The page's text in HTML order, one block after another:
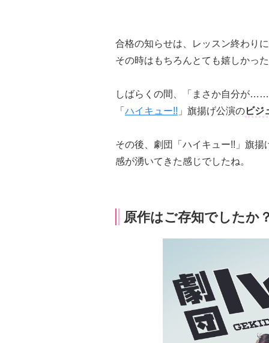
合格の知らせは、レッスン終わり
その時はもちろんとても嬉しかっ
しばらくの間、「まさか自分が
「 ハイキュー!! 」旗揚げ公演のビジ
その後、劇団「ハイキュー!!」旗
感が湧いてきた感じでしたね。
原作はご存知でしたか？